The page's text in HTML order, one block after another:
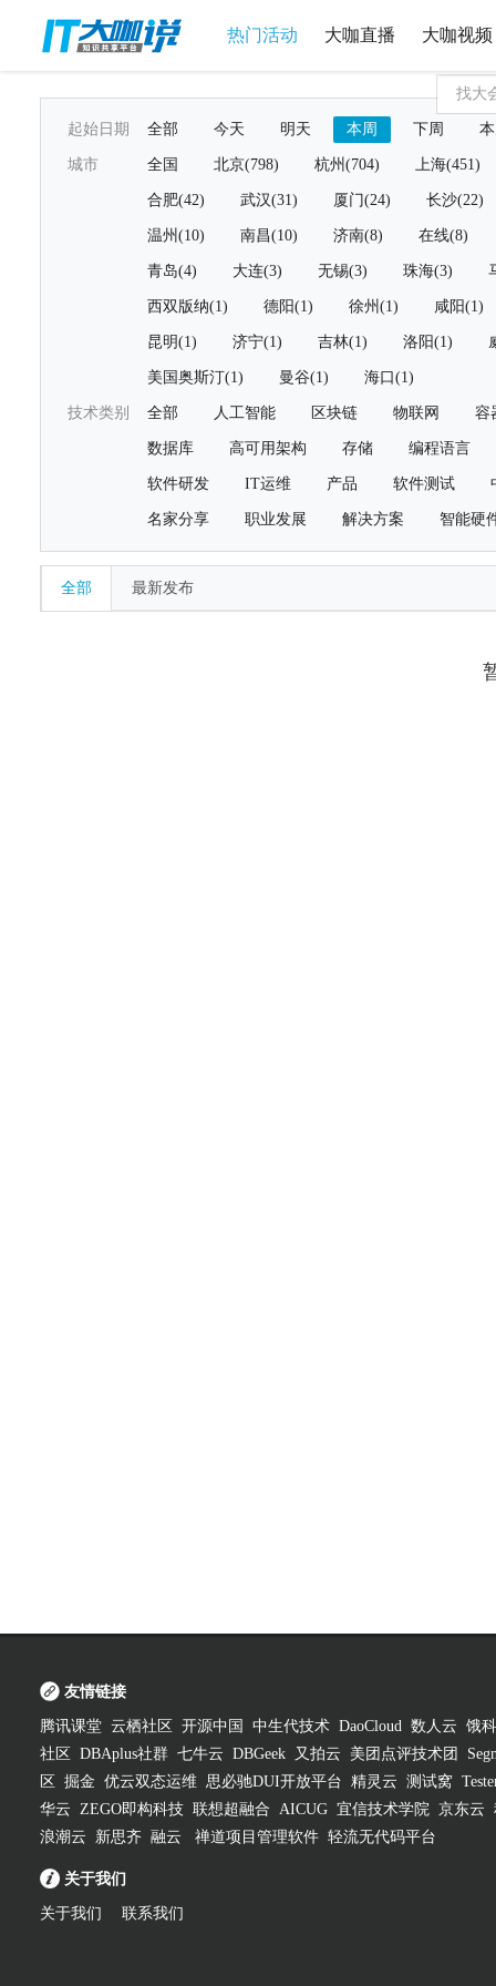
热门活动 大咖直播 大咖视频
起始日期 全部 今天 明天 本周 下周
城市 全国 北京(798) 杭州(704) 上海(451)
合肥(42) 武汉(31) 厦门(24) 长沙(22)
温州(10) 南昌(10) 济南(8) 在线(8)
青岛(4) 大连(3) 无锡(3) 珠海(3)
西双版纳(1) 德阳(1) 徐州(1) 咸阳(1)
昆明(1) 济宁(1) 吉林(1) 洛阳(1)
美国奥斯汀(1) 曼谷(1) 海口(1)
技术类别 全部 人工智能 区块链 物联网 容
数据库 高可用架构 存储 编程语言
软件研发 IT运维 产品 软件测试
名家分享 职业发展 解决方案 智能硬
全部 最新发布
友情链接
腾讯课堂 云栖社区 开源中国 中生代技术 DaoCloud 数人云 饿
社区
DBAplus社群 七牛云 DBGeek 又拍云 美团点评技术团
区
掘金 优云双态运维 思必驰DUI开放平台 精灵云 测试窝
华云 ZEGO即构科技 联想超融合 AICUG 宜信技术学院 京东云
浪潮云
新思齐 融云 禅道项目管理软件 轻流无代码平台
关于我们
关于我们 联系我们